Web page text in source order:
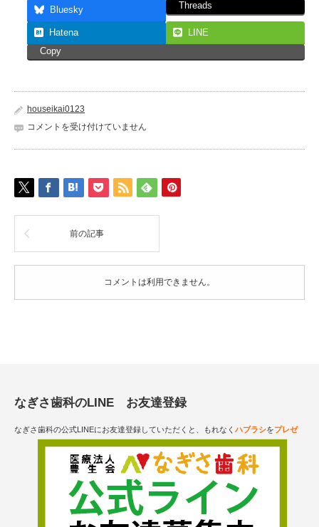
Bluesky Threads
Hatena
LINE
Copy
houseikai0123
コメントを受け付けていません
前の記事
コメントは利用できません。
なぎさ歯科のLINE お友達登録
なぎさ歯科の公式LINEにお友達登録していただくと、もれなく ハブラシをプレゼ